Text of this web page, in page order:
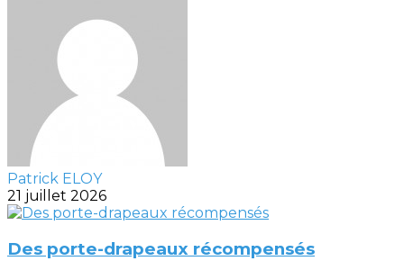
Patrick ELOY
21 juillet 2026
Des porte-drapeaux récompensés